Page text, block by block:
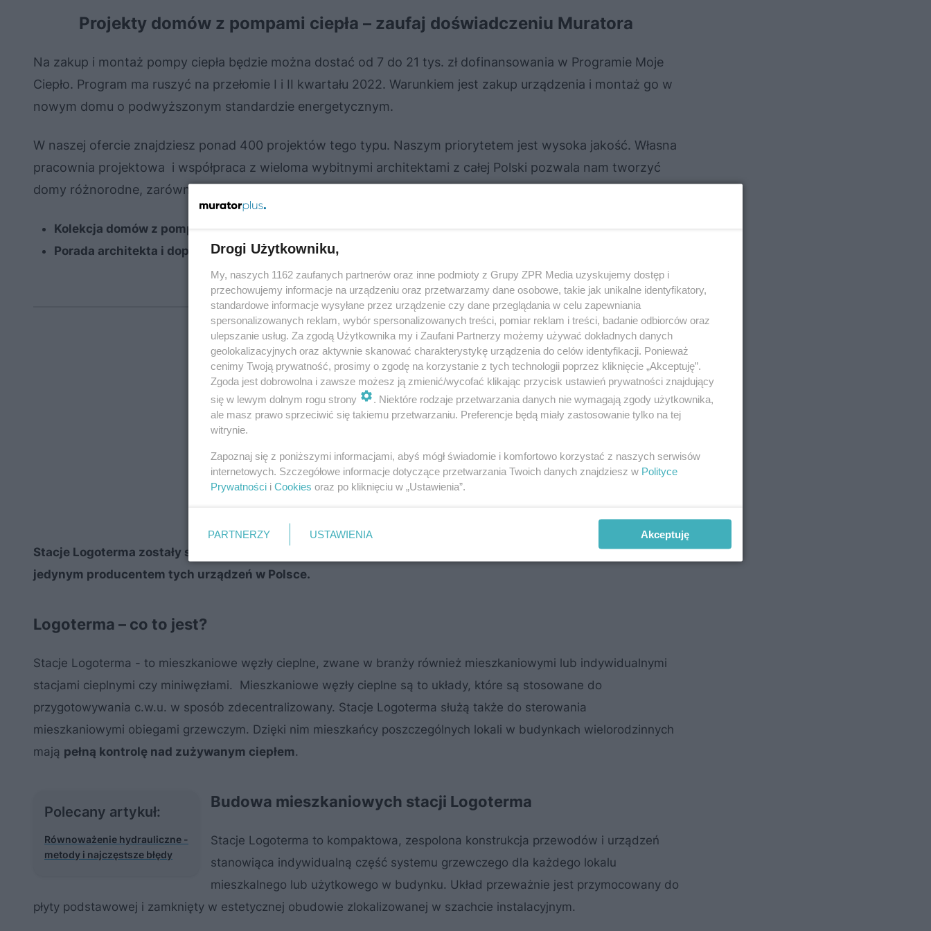
Projekty domów z pompami ciepła – zaufaj doświadczeniu Muratora
Na zakup i montaż pompy ciepła będzie można dostać od 7 do 21 tys. zł dofinansowania w Programie Moje
Ciepło. Program ma ruszyć na przełomie I i II kwartału 2022. Warunkiem jest zakup urządzenia i montaż go w
nowym domu o podwyższonym standardzie energetycznym.
W naszej ofercie znajdziesz ponad 400 projektów tego typu. Naszym priorytetem jest wysoka jakość. Własna
pracownia projektowa i współpraca z wieloma wybitnymi architektami z całej Polski pozwala nam tworzyć
domy różnorodne, zarówno pod względem architektury jak i rozwiązań technologicznych.
Kolekcja domów z pompami ciepła
Porada architekta i dopasowanie projektu→SKORZYSTAJ BEZPŁATNIE
Stacje Logoterma zostały stworzone i wprowadzone na rynek przez firmę Flamco Meibes i firma ta jest
jedynym producentem tych urządzeń w Polsce.
Logoterma – co to jest?
Stacje Logoterma - to mieszkaniowe węzły cieplne, zwane w branży również mieszkaniowymi lub indywidualnymi
stacjami cieplnymi czy miniwęzłami. Mieszkaniowe węzły cieplne są to układy, które są stosowane do
przygotowywania c.w.u. w sposób zdecentralizowany. Stacje Logoterma służą także do sterowania
mieszkaniowymi obiegami grzewczym. Dzięki nim mieszkańcy poszczególnych lokali w budynkach wielorodzinnych
mają pełną kontrolę nad zużywanym ciepłem.
Polecany artykuł:
Równoważenie hydrauliczne -
metody i najczęstsze błędy
Budowa mieszkaniowych stacji Logoterma
Stacje Logoterma to kompaktowa, zespolona konstrukcja przewodów i urządzeń
stanowiąca indywidualną część systemu grzewczego dla każdego lokalu
mieszkalnego lub użytkowego w budynku. Układ przeważnie jest przymocowany do
płyty podstawowej i zamknięty w estetycznej obudowie zlokalizowanej w szachcie instalacyjnym.
Drogi Użytkowniku,
My, naszych 1162 zaufanych partnerów oraz inne podmioty z Grupy ZPR Media uzyskujemy dostęp i
przechowujemy informacje na urządzeniu oraz przetwarzamy dane osobowe, takie jak unikalne identyfikatory,
standardowe informacje wysyłane przez urządzenie czy dane przeglądania w celu zapewniania
spersonalizowanych reklam, wybór spersonalizowanych treści, pomiar reklam i treści, badanie odbiorców oraz
ulepszanie usług. Za zgodą Użytkownika my i Zaufani Partnerzy możemy używać dokładnych danych
geolokalizacyjnych oraz aktywnie skanować charakterystykę urządzenia do celów identyfikacji. Ponieważ
cenimy Twoją prywatność, prosimy o zgodę na korzystanie z tych technologii poprzez kliknięcie „Akceptuję”.
Zgoda jest dobrowolna i zawsze możesz ją zmienić/wycofać klikając przycisk ustawień prywatności znajdujący
się w lewym dolnym rogu strony
. Niektóre rodzaje przetwarzania danych nie wymagają zgody użytkownika,
ale masz prawo sprzeciwić się takiemu przetwarzaniu. Preferencje będą miały zastosowanie tylko na tej
witrynie.
Zapoznaj się z poniższymi informacjami, abyś mógł świadomie i komfortowo korzystać z naszych serwisów
internetowych. Szczegółowe informacje dotyczące przetwarzania Twoich danych znajdziesz w Polityce
Prywatności i Cookies oraz po kliknięciu w „Ustawienia”.
PARTNERZY USTAWIENIA Akceptuję